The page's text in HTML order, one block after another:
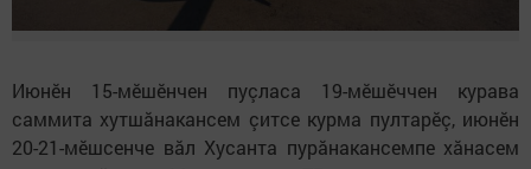
Июнӗн 15-мӗшӗнчен пуçласа 19-мӗшӗччен курава
саммита хутшăнакансем çитсе курма пултарӗç, июнӗн
20-21-мӗшсенче вăл Хусанта пурăнакансемпе хăнасем